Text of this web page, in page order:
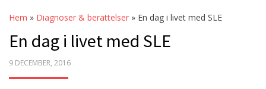
Hem » Diagnoser & berättelser » En dag i livet med SLE
En dag i livet med SLE
POSTED
9 DECEMBER, 2016